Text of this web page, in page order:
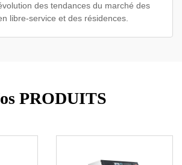
des tendances du marché des
libre-service et des résidences.
PRODUITS